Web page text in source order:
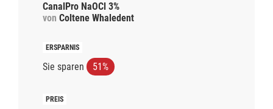
CanalPro NaOCl 3%
von Coltene Whaledent
Sie sparen 51%